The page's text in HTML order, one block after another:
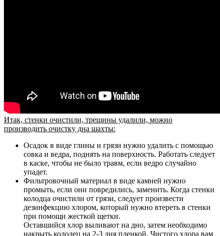
Итак, стенки очистили, трещины удалили, можно
производить очистку дна шахты:
Осадок в виде глины и грязи нужно удалить с помощью
совка и ведра, поднять на поверхность. Работать следует
в каске, чтобы не было травм, если ведро случайно
упадет.
Фильтровочный материал в виде камней нужно
промыть, если они повредились, заменить. Когда стенки
колодца очистили от грязи, следует произвести
дезинфекцию хлором, который нужно втереть в стенки
при помощи жесткой щетки.
Оставшийся хлор выливают на дно, затем необходимо
накрыть колодец на 2-3 дня пленкой. Чистого хлора вам